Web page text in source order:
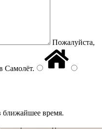
Пожалуйста,
Самолёт.
время.